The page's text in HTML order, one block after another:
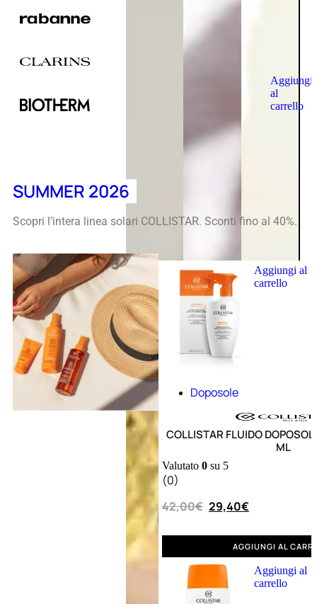
Aggiungi
al
carrello
SUMMER 2026
Scopri l’intera linea solari COLLISTAR. Sconti fino al 40%.
Aggiungi al
carrello
Doposole
COLLISTAR FLUIDO
ML
Valutato 0 su 5
(0)
42,00€ 29,40€
AGGIUNGI AL
Aggiungi al
carrello